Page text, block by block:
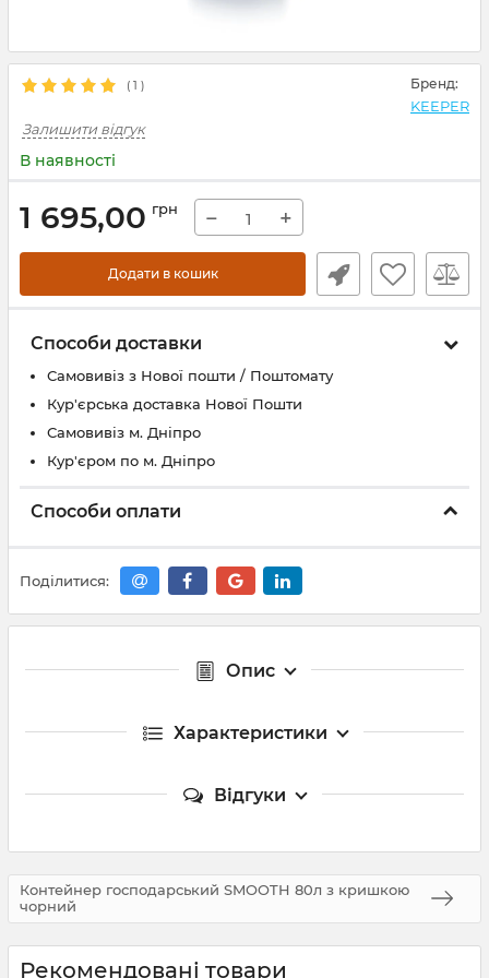
( 1 ) Бренд:
KEEPER
Залишити відгук
В наявності
1 695,00 грн − +
Додати в кошик
Способи доставки
Самовивіз з Нової пошти / Поштомату
Кур'єрська доставка Нової Пошти
Самовивіз м. Дніпро
Кур'єром по м. Дніпро
Способи оплати
Поділитися:
Опис
Характеристики
Відгуки
Контейнер господарський SMOOTH 80л з кришкою
чорний
Рекомендовані товари